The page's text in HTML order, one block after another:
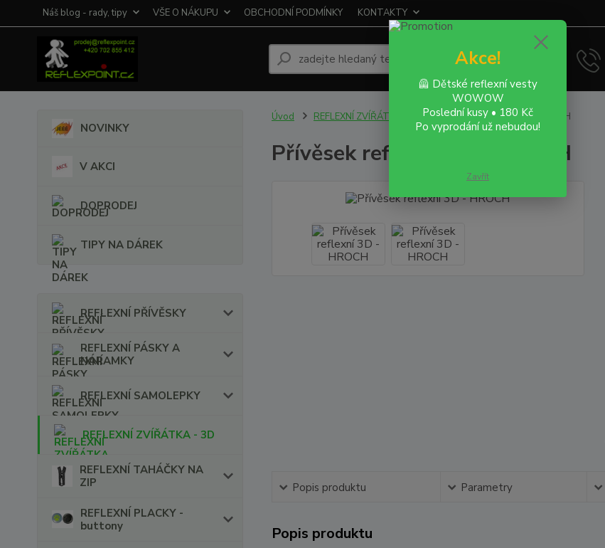
Náš blog - rady, tipy VŠE O NÁKUPU OBCHODNÍ PODMÍNKY KONTAKTY
Hledat
NOVINKY
V AKCI
DOPRODEJ
TIPY NA DÁREK
REFLEXNÍ PŘÍVĚSKY
REFLEXNÍ PÁSKY A
NÁRAMKY
REFLEXNÍ SAMOLEPKY
REFLEXNÍ ZVÍŘÁTKA - 3D
REFLEXNÍ TAHÁČKY NA
ZIP
REFLEXNÍ PLACKY -
buttony
Úvod REFLEXNÍ ZVÍŘÁTKA - 3D Přívěsek reflexní 3D - HROCH
Přívěsek reflexní 3D - HROCH
Popis produktu Parametry
Popis produktu
Akce!
🦺 Dětské reflexní vesty
WOWOW
Poslední kusy • 180 Kč
Po vyprodání už nebudou!
Zavřít